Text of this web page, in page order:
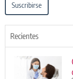
Suscribirse
Recientes